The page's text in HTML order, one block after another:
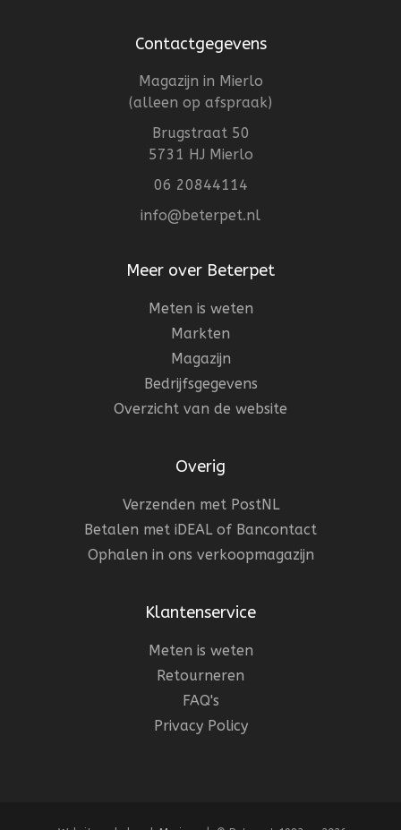
Contactgegevens
Magazijn in Mierlo
(alleen op afspraak)
Brugstraat 50
5731 HJ Mierlo
06 20844114
info@beterpet.nl
Meer over Beterpet
Meten is weten
Markten
Magazijn
Bedrijfsgegevens
Overzicht van de website
Overig
Verzenden met PostNL
Betalen met iDEAL of Bancontact
Ophalen in ons verkoopmagazijn
Klantenservice
Meten is weten
Retourneren
FAQ's
Privacy Policy